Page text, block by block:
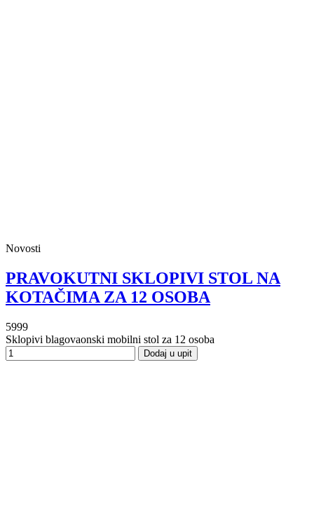
Novosti
PRAVOKUTNI SKLOPIVI STOL NA
KOTAČIMA ZA 12 OSOBA
5999
Sklopivi blagovaonski mobilni stol za 12 osoba
Dodaj u upit